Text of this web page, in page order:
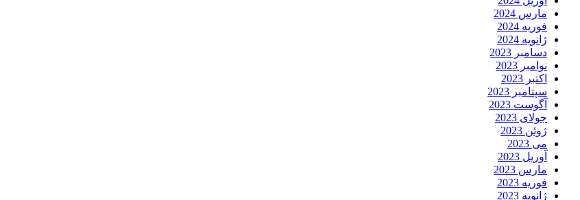
مارس 2024
فوریه 2024
ژانویه 2024
دسامبر 2023
نوامبر 2023
اکتبر 2023
سپتامبر 2023
آگوست 2023
جولای 2023
ژوئن 2023
می 2023
آوریل 2023
مارس 2023
فوریه 2023
ژانویه 2023